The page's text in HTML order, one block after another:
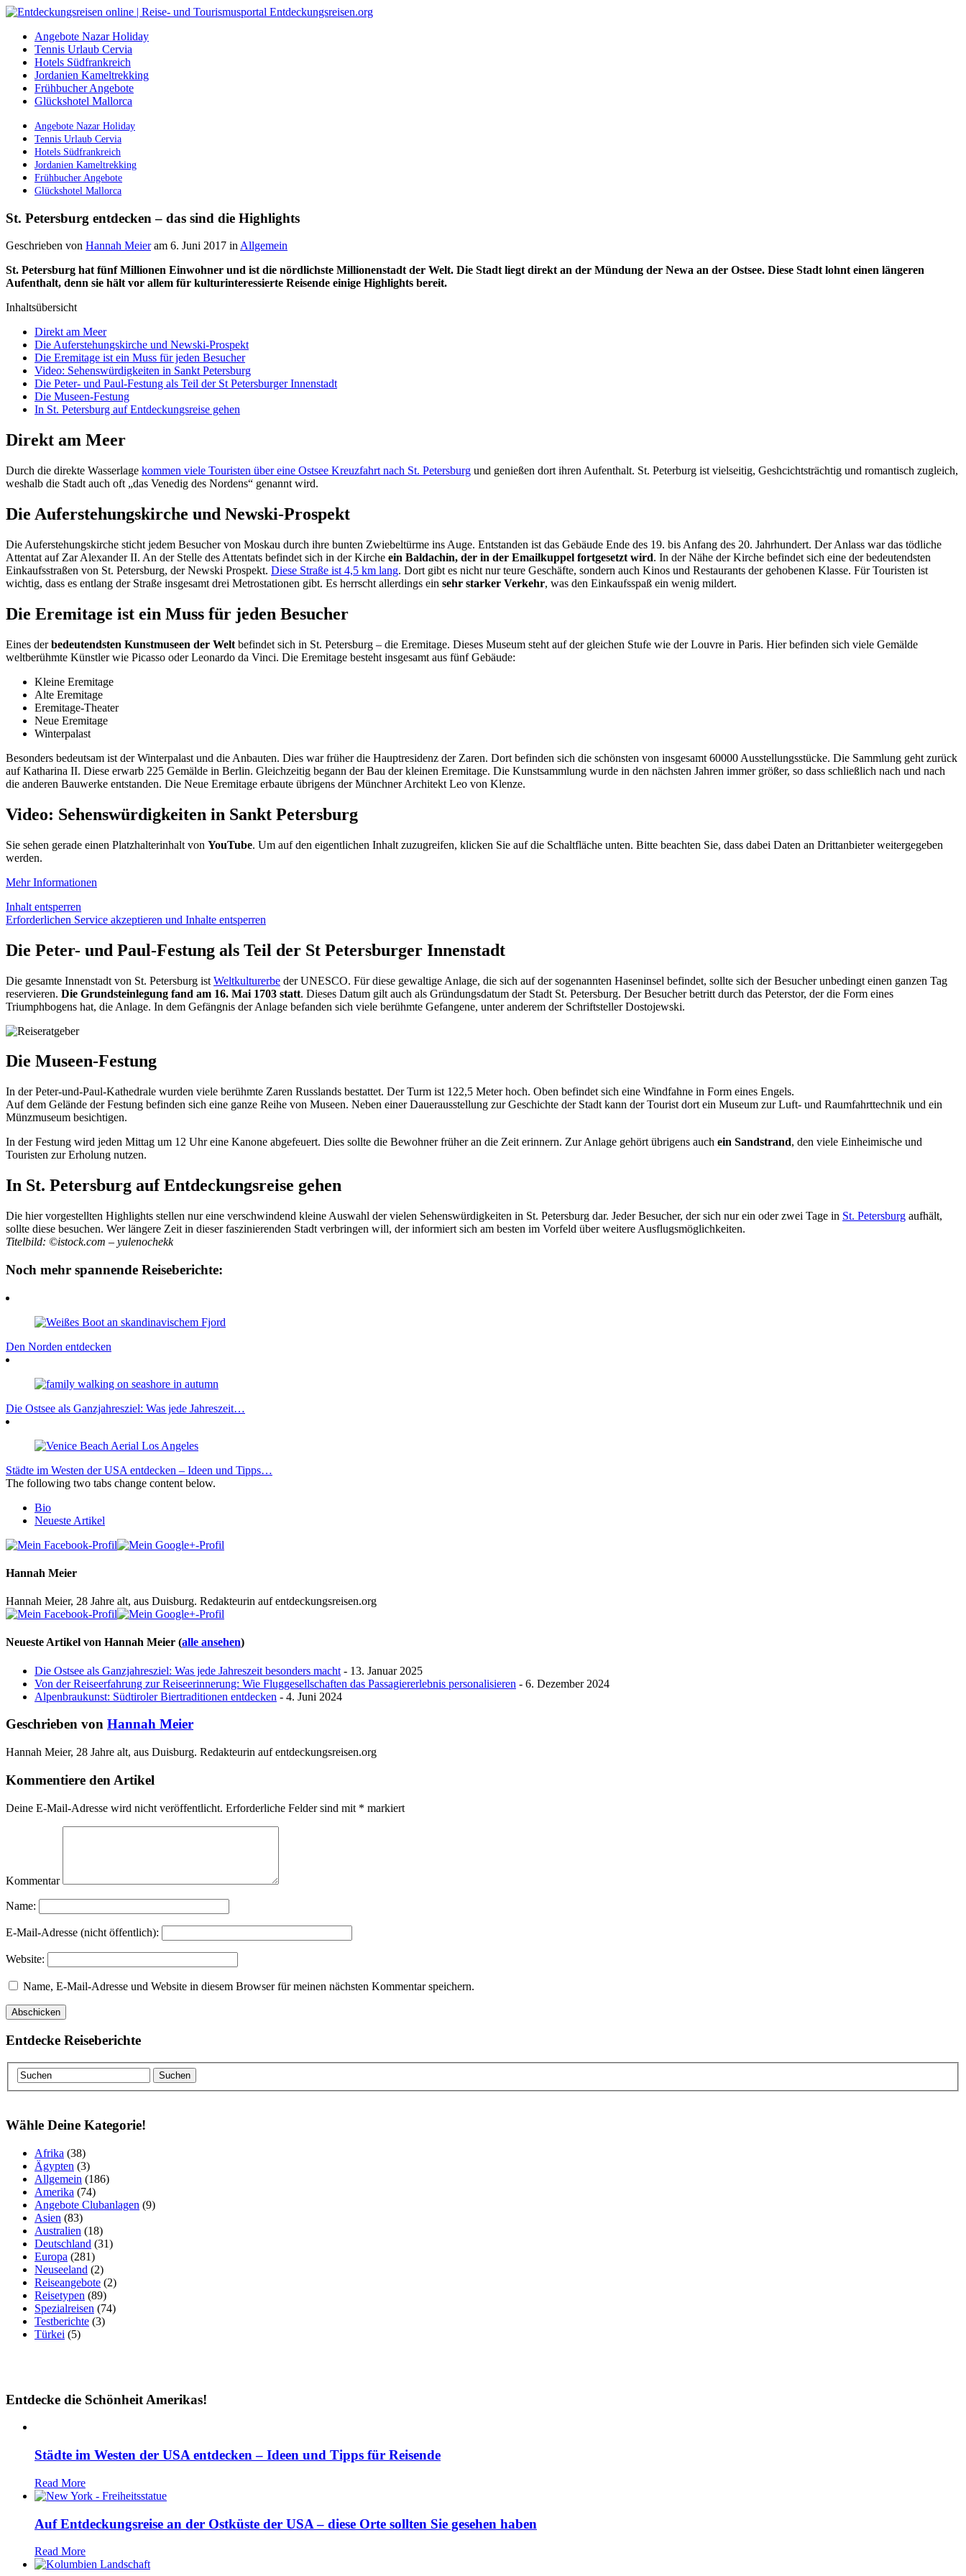
Angebote Nazar Holiday
Tennis Urlaub Cervia
Hotels Südfrankreich
Jordanien Kameltrekking
Frühbucher Angebote
Glückshotel Mallorca
Angebote Nazar Holiday
Tennis Urlaub Cervia
Hotels Südfrankreich
Jordanien Kameltrekking
Frühbucher Angebote
Glückshotel Mallorca
St. Petersburg entdecken – das sind die Highlights
Geschrieben von Hannah Meier am 6. Juni 2017 inAllgemein
St. Petersburg hat fünf Millionen Einwohner und ist die nördlichste Millionenstadt der Welt. Die Stadt liegt direkt an der Mündung der Newa an der Ostsee. Diese Stadt lohnt einen längeren
Aufenthalt, denn sie hält vor allem für kulturinteressierte Reisende einige Highlights bereit.
Inhaltsübersicht
Direkt am Meer
Die Auferstehungskirche und Newski-Prospekt
Die Eremitage ist ein Muss für jeden Besucher
Video: Sehenswürdigkeiten in Sankt Petersburg
Die Peter- und Paul-Festung als Teil der St Petersburger Innenstadt
Die Museen-Festung
In St. Petersburg auf Entdeckungsreise gehen
Direkt am Meer
Durch die direkte Wasserlage kommen viele Touristen über eine Ostsee Kreuzfahrt nach St. Petersburg und genießen dort ihren Aufenthalt. St. Peterburg ist vielseitig, Geshcichtsträchtig und romantisch zugleich,
weshalb die Stadt auch oft „das Venedig des Nordens“ genannt wird.
Die Auferstehungskirche und Newski-Prospekt
Die Auferstehungskirche sticht jedem Besucher von Moskau durch ihre bunten Zwiebeltürme ins Auge. Entstanden ist das Gebäude Ende des 19. bis Anfang des 20. Jahrhundert. Der Anlass war das tödliche
Attentat auf Zar Alexander II. An der Stelle des Attentats befindet sich in der Kirche ein Baldachin, der in der Emailkuppel fortgesetzt wird. In der Nähe der Kirche befindet sich eine der bedeutendsten
Einkaufsstraßen von St. Petersburg, der Newski Prospekt. Diese Straße ist 4,5 km lang. Dort gibt es nicht nur teure Geschäfte, sondern auch Kinos und Restaurants der gehobenen Klasse. Für Touristen ist
wichtig, dass es entlang der Straße insgesamt drei Metrostationen gibt. Es herrscht allerdings ein sehr starker Verkehr, was den Einkaufsspaß ein wenig mildert.
Die Eremitage ist ein Muss für jeden Besucher
Eines derbedeutendsten Kunstmuseen der Welt befindet sich in St. Petersburg – die Eremitage. Dieses Museum steht auf der gleichen Stufe wie der Louvre in Paris. Hier befinden sich viele Gemälde
weltberühmte Künstler wie Picasso oder Leonardo da Vinci. Die Eremitage besteht insgesamt aus fünf Gebäude:
Kleine Eremitage
Alte Eremitage
Eremitage-Theater
Neue Eremitage
Winterpalast
Besonders bedeutsam ist der Winterpalast und die Anbauten. Dies war früher die Hauptresidenz der Zaren. Dort befinden sich die schönsten von insgesamt 60000 Ausstellungsstücke. Die Sammlung geht zurück
auf Katharina II. Diese erwarb 225 Gemälde in Berlin. Gleichzeitig begann der Bau der kleinen Eremitage. Die Kunstsammlung wurde in den nächsten Jahren immer größer, so dass schließlich nach und nach
die anderen Bauwerke entstanden. Die Neue Eremitage erbaute übrigens der Münchner Architekt Leo von Klenze.
Video: Sehenswürdigkeiten in Sankt Petersburg
Sie sehen gerade einen Platzhalterinhalt von YouTube. Um auf den eigentlichen Inhalt zuzugreifen, klicken Sie auf die Schaltfläche unten. Bitte beachten Sie, dass dabei Daten an Drittanbieter weitergegeben
werden.
Mehr Informationen
Inhalt entsperren
Erforderlichen Service akzeptieren und Inhalte entsperren
Die Peter- und Paul-Festung als Teil der St Petersburger Innenstadt
Die gesamte Innenstadt von St. Petersburg ist Weltkulturerbe der UNESCO. Für diese gewaltige Anlage, die sich auf der sogenannten Haseninsel befindet, sollte sich der Besucher unbedingt einen ganzen Tag
reservieren. Die Grundsteinlegung fand am 16. Mai 1703 statt. Dieses Datum gilt auch als Gründungsdatum der Stadt St. Petersburg. Der Besucher betritt durch das Peterstor, der die Form eines
Triumphbogens hat, die Anlage. In dem Gefängnis der Anlage befanden sich viele berühmte Gefangene, unter anderem der Schriftsteller Dostojewski.
Die Museen-Festung
In der Peter-und-Paul-Kathedrale wurden viele berühmte Zaren Russlands bestattet. Der Turm ist 122,5 Meter hoch. Oben befindet sich eine Windfahne in Form eines Engels.
Auf dem Gelände der Festung befinden sich eine ganze Reihe von Museen. Neben einer Dauerausstellung zur Geschichte der Stadt kann der Tourist dort ein Museum zur Luft- und Raumfahrttechnik und ein
Münzmuseum besichtigen.
In der Festung wird jeden Mittag um 12 Uhr eine Kanone abgefeuert. Dies sollte die Bewohner früher an die Zeit erinnern. Zur Anlage gehört übrigens auch ein Sandstrand, den viele Einheimische und
Touristen zur Erholung nutzen.
In St. Petersburg auf Entdeckungsreise gehen
Die hier vorgestellten Highlights stellen nur eine verschwindend kleine Auswahl der vielen Sehenswürdigkeiten in St. Petersburg dar. Jeder Besucher, der sich nur ein oder zwei Tage in St. Petersburg aufhält,
sollte diese besuchen. Wer längere Zeit in dieser faszinierenden Stadt verbringen will, der informiert sich am besten im Vorfeld über weitere Ausflugsmöglichkeiten.
Titelbild: ©istock.com – yulenochekk
Noch mehr spannende Reiseberichte:
Den Norden entdecken
Die Ostsee als Ganzjahresziel: Was jede Jahreszeit…
Städte im Westen der USA entdecken – Ideen und Tipps…
The following two tabs change content below.
Bio
Neueste Artikel
Hannah Meier
Hannah Meier, 28 Jahre alt, aus Duisburg. Redakteurin auf entdeckungsreisen.org
Neueste Artikel von Hannah Meier (alle ansehen)
Die Ostsee als Ganzjahresziel: Was jede Jahreszeit besonders macht - 13. Januar 2025
Von der Reiseerfahrung zur Reiseerinnerung: Wie Fluggesellschaften das Passagiererlebnis personalisieren - 6. Dezember 2024
Alpenbraukunst: Südtiroler Biertraditionen entdecken - 4. Juni 2024
Geschrieben von Hannah Meier
Hannah Meier, 28 Jahre alt, aus Duisburg. Redakteurin auf entdeckungsreisen.org
Kommentiere den Artikel
Deine E-Mail-Adresse wird nicht veröffentlicht. Erforderliche Felder sind mit * markiert
Kommentar
Name:
E-Mail-Adresse (nicht öffentlich):
Website:
Name, E-Mail-Adresse und Website in diesem Browser für meinen nächsten Kommentar speichern.
Entdecke Reiseberichte
Wähle Deine Kategorie!
Afrika (38)
Ägypten (3)
Allgemein (186)
Amerika (74)
Angebote Clubanlagen (9)
Asien (83)
Australien (18)
Deutschland (31)
Europa (281)
Neuseeland (2)
Reiseangebote (2)
Reisetypen (89)
Spezialreisen (74)
Testberichte (3)
Türkei (5)
Entdecke die Schönheit Amerikas!
Städte im Westen der USA entdecken – Ideen und Tipps für Reisende
Read More
Auf Entdeckungsreise an der Ostküste der USA – diese Orte sollten Sie gesehen haben
Read More